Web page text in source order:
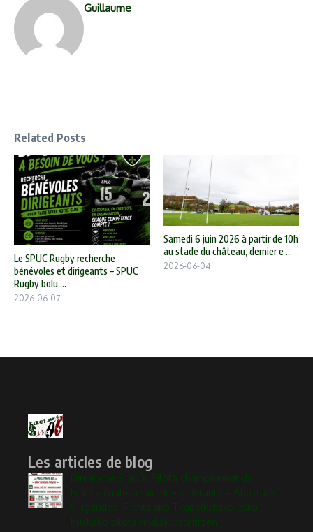
Guillaume
Related Posts
Le SPUC Rugby recherche
bénévoles et dirigeants – SPUC
Rugby bolu ...
2026-06-07
Samedi 6 juin 2026 à partir de 10h
au stade du château, dernier e ...
2026-06-04
Les articles de blog
Dimanche 9 août Pilota championnat de
France finales main nue à Ustaritz – Abuztuak
9, igandea: Frantziako Txapelketako esku
huskako pilota finalak Ustaritzen